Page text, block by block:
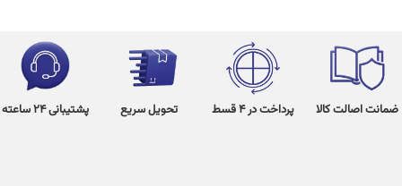
ضمانت اصالت کالا پرداخت در 4 قسط تحویل سریع پشتیبانی 24 ساعته